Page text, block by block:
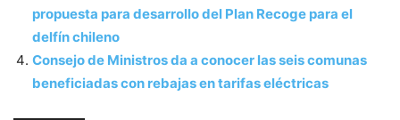
propuesta para desarrollo del Plan Recoge para el
delfín chileno
Consejo de Ministros da a conocer las seis comunas
beneficiadas con rebajas en tarifas eléctricas